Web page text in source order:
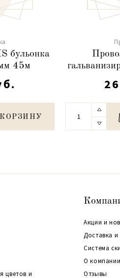
бульонка
45м
цветов и
Акции и
Доставка и
Система
О компании
Отзывы